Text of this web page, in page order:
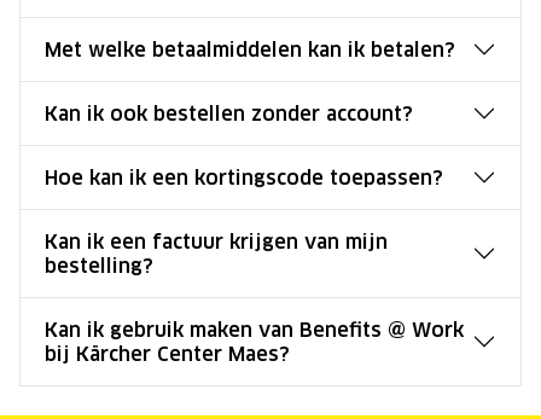
Met welke betaalmiddelen kan ik betalen?
Kan ik ook bestellen zonder account?
Hoe kan ik een kortingscode toepassen?
Kan ik een factuur krijgen van mijn
bestelling?
Kan ik gebruik maken van Benefits @ Work
bij Kärcher Center Maes?